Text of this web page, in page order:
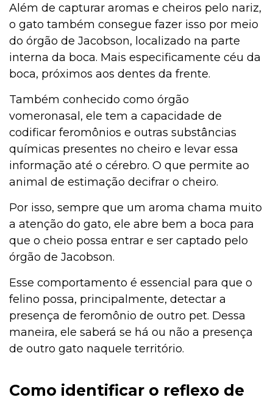
Além de capturar aromas e cheiros pelo nariz,
o gato também consegue fazer isso por meio
do órgão de Jacobson, localizado na parte
interna da boca. Mais especificamente céu da
boca, próximos aos dentes da frente.
Também conhecido como órgão
vomeronasal, ele tem a capacidade de
codificar feromônios e outras substâncias
químicas presentes no cheiro e levar essa
informação até o cérebro. O que permite ao
animal de estimação decifrar o cheiro.
Por isso, sempre que um aroma chama muito
a atenção do gato, ele abre bem a boca para
que o cheio possa entrar e ser captado pelo
órgão de Jacobson.
Esse comportamento é essencial para que o
felino possa, principalmente, detectar a
presença de feromônio de outro pet. Dessa
maneira, ele saberá se há ou não a presença
de outro gato naquele território.
Como identificar o reflexo de